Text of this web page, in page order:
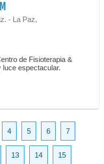
- La Paz,
de Fisioterapia &
espectacular.
4 5 6 7
13 14 15